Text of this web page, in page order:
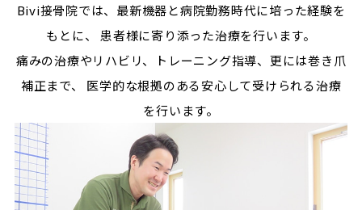
Bivi接骨院では、最新機器と病院勤務時代に培った経験を
もとに、
患者様に寄り添った治療を行います。
痛みの治療やリハビリ、トレーニング指導、更には巻き爪
補正まで、
医学的な根拠のある安心して受けられる治療
を行います。